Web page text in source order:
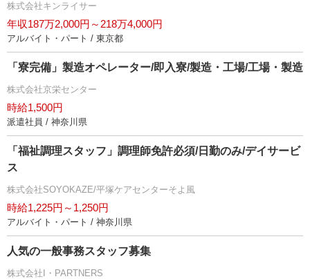
株式会社キンライサー
年収187万2,000円～218万4,000円
アルバイト・パート / 東京都
「寮完備」製造オペレーター/即入寮/製造・工場/工場・製造
株式会社京栄センター
時給1,500円
派遣社員 / 神奈川県
「福祉調理スタッフ」調理師免許必須/日勤のみ/デイサービ
ス
株式会社SOYOKAZE/平塚ケアセンターそよ風
時給1,225円～1,250円
アルバイト・パート / 神奈川県
人気の一般事務スタッフ募集
株式会社I・PARTNERS